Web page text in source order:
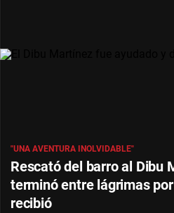
"UNA AVENTURA INOLVIDABLE"
Rescató del barro al Dibu
terminó entre lágrimas
recibió